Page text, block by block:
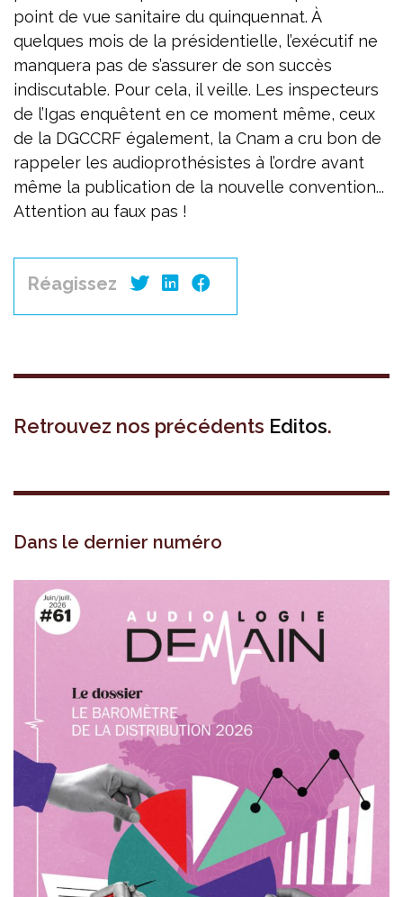
point de vue sanitaire du quinquennat. À
quelques mois de la présidentielle, l’exécutif ne
manquera pas de s’assurer de son succès
indiscutable. Pour cela, il veille. Les inspecteurs
de l’Igas enquêtent en ce moment même, ceux
de la DGCCRF également, la Cnam a cru bon de
rappeler les audioprothésistes à l’ordre avant
même la publication de la nouvelle convention...
Attention au faux pas !
Réagissez
Retrouvez nos précédents Editos.
Dans le dernier numéro